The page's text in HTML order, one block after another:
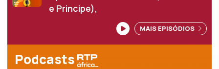
e Principe),
MAIS EPISÓDIOS
Podcasts